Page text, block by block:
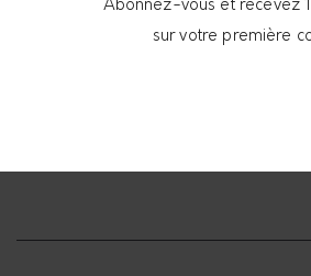
Abonnez-vous et recevez
sur votre première